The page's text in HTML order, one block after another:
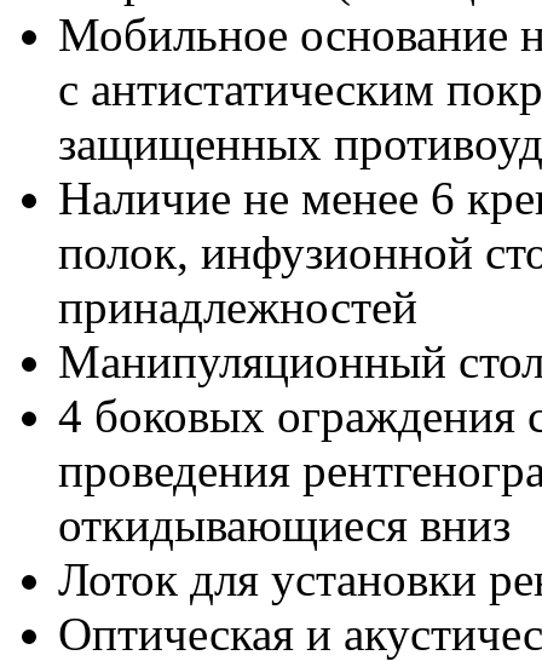
Мобильное основание
с антистатическим
защищенных
Наличие не менее 6
полок, инфузионной
принадлежностей
Манипуляционный
4 боковых ограждения
проведения
откидывающиеся вниз
Лоток для установки
Оптическая и